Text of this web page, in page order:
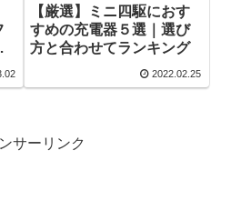
【厳選】ミニ四駆におす
すめの充電器５選｜選び
方と合わせてランキング
2022.02.25
サーリンク